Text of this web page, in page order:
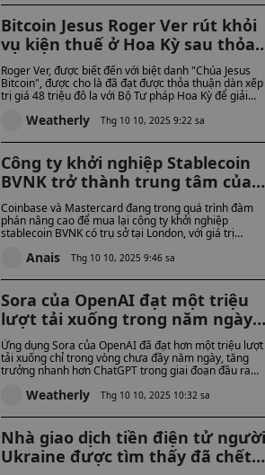
án.
Bitcoin Jesus Roger Ver rút khỏi
vụ kiện thuế ở Hoa Kỳ sau thỏa
thuận trị giá 48 triệu đô la
Roger Ver, được biết đến với biệt danh "Chúa Jesus
Bitcoin", được cho là đã đạt được thỏa thuận dàn xếp
trị giá 48 triệu đô la với Bộ Tư pháp Hoa Kỳ để giải
nắm giữ tiền điện tử không khai báo. Nếu được chấp
thanh toán, chấm dứt một vụ án gây chú ý chính trị
Washington.
Weatherly Thg 10 10, 2025 9:22 sa
Công ty khởi nghiệp Stablecoin
BVNK trở thành trung tâm của
cuộc chiến có mức cược cao
Coinbase và Mastercard: Ai sẽ
thắng trong thỏa thuận này?
Coinbase và Mastercard đang trong quá trình đàm
phán nâng cao để mua lại công ty khởi nghiệp
stablecoin BVNK có trụ sở tại London, với giá trị
nguồn tin cho biết Coinbase hiện đang dẫn đầu các
củng cố vị thế của mình trên thị trường thanh toán
stablecoin đang phát triển.
Anais Thg 10 10, 2025 9:46 sa
Sora của OpenAI đạt một triệu
lượt tải xuống trong năm ngày
mặc dù chỉ dành cho người
mời ở Hoa Kỳ và Canada
Ứng dụng Sora của OpenAI đã đạt hơn một triệu lượt
tải xuống chỉ trong vòng chưa đầy năm ngày, tăng
trưởng nhanh hơn ChatGPT trong giai đoạn đầu ra
và Canada. Nền tảng do AI điều khiển này cho phép
"vai khách mời", nhưng sự phổ biến nhanh chóng của
nó đã đặt ra những thách thức về bản quyền và kiểm
duyệt.
Weatherly Thg 10 10, 2025 10:32 sa
Nhà giao dịch tiền điện tử người
Ukraine được tìm thấy đã chết